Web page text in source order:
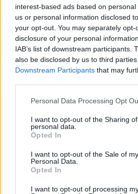
interest-based ads based on
us or personal information disclosed
your opt-out. You may separately
disclosure of your personal
IAB’s list of downstream participants.
also be disclosed by us to third
Downstream Participants that may
Personal Data Processing Opt
I want to opt-out of the Sharing
personal data.
Opted In
I want to opt-out of the Sale of my
Personal Data.
Opted In
I want to opt-out of processing